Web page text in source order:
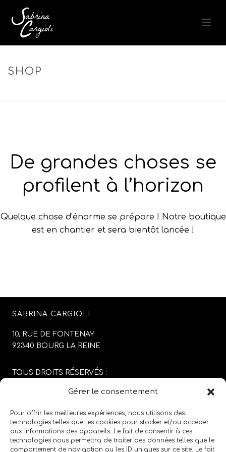
Gérer le consentement
Pour offrir les meilleures expériences, nous utilisons des
technologies telles que les cookies pour stocker et/ou accéder
aux informations des appareils. Le fait de consentir à ces
technologies nous permettra de traiter des données telles que le
comportement de navigation ou les ID uniques sur ce site. Le fait
SHOP
De grandes choses se
profilent à l’horizon
Quelque chose d’énorme se prépare ! Notre boutique
est en chantier et sera bientôt lancée !
SABRINA CARGIOLI
10, RUE DE FONTENAY
92340 BOURG LA REINE
TOUS DROITS RÉSERVÉS :
CONCEPTION DU SITE :
MENTIONS LÉGALES/CGV